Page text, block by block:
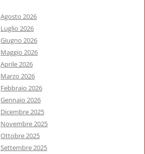
Agosto 2026
Luglio 2026
Giugno 2026
Maggio 2026
Aprile 2026
Marzo 2026
Febbraio 2026
Gennaio 2026
Dicembre 2025
Novembre 2025
Ottobre 2025
Settembre 2025